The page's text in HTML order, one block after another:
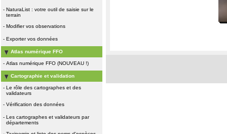
- NaturaList : votre outil de saisie sur le
terrain
- Modifier vos observations
- Exporter vos données
Atlas numérique FFO
- Atlas numérique FFO (NOUVEAU !)
Cartographie et validation
- Le rôle des cartographes et des
validateurs
- Vérification des données
- Les cartographes et validateurs par
départements